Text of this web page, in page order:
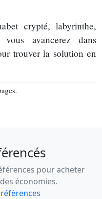
crypté, labyrinthe,
avancerez dans
trouver la solution en
pour acheter
économies.